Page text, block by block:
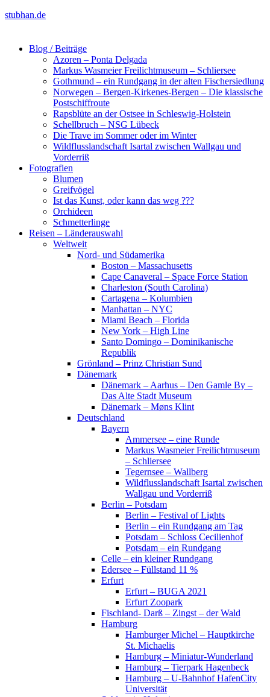
stubhan.de
Blog / Beiträge
Azoren – Ponta Delgada
Markus Wasmeier Freilichtmuseum – Schliersee
Gothmund – ein Rundgang in der alten Fischersiedlung
Norwegen – Bergen-Kirkenes-Bergen – Die klassische
Postschiffroute
Rapsblüte an der Ostsee in Schleswig-Holstein
Schellbruch – NSG Lübeck
Die Trave im Sommer oder im Winter
Wildflusslandschaft Isartal zwischen Wallgau und
Vorderriß
Fotografien
Blumen
Greifvögel
Ist das Kunst, oder kann das weg ???
Orchideen
Schmetterlinge
Reisen – Länderauswahl
Weltweit
Nord- und Südamerika
Boston – Massachusetts
Cape Canaveral – Space Force Station
Charleston (South Carolina)
Cartagena – Kolumbien
Manhattan – NYC
Miami Beach – Florida
New York – High Line
Santo Domingo – Dominikanische
Republik
Grönland – Prinz Christian Sund
Dänemark
Dänemark – Aarhus – Den Gamle By –
Das Alte Stadt Museum
Dänemark – Møns Klint
Deutschland
Bayern
Ammersee – eine Runde
Markus Wasmeier Freilichtmuseum
– Schliersee
Tegernsee – Wallberg
Wildflusslandschaft Isartal zwischen
Wallgau und Vorderriß
Berlin – Potsdam
Berlin – Festival of Lights
Berlin – ein Rundgang am Tag
Potsdam – Schloss Cecilienhof
Potsdam – ein Rundgang
Celle – ein kleiner Rundgang
Edersee – Füllstand 11 %
Erfurt
Erfurt – BUGA 2021
Erfurt Zoopark
Fischland- Darß – Zingst – der Wald
Hamburg
Hamburger Michel – Hauptkirche
St. Michaelis
Hamburg – Miniatur-Wunderland
Hamburg – Tierpark Hagenbeck
Hamburg – U-Bahnhof HafenCity
Universität